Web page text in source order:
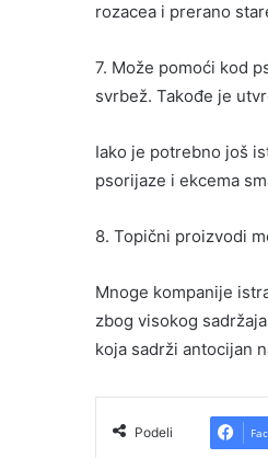
rozacea i prerano
7. Može pomoći kod
svrbež. Takođe je
Iako je potrebno još
psorijaze i ekcema
8. Topični proizvodi
Mnoge kompanije
zbog visokog
koja sadrži antocijan
Podeli